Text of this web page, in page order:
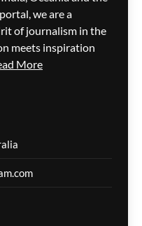
4 hours ago
we are a
of journalism in the
meets inspiration
More